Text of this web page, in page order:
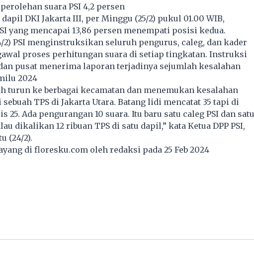
suara PSI 4,2 persen
dapil DKI Jakarta III, per Minggu (25/2) pukul 01.00 WIB,
yang mencapai 13,86 persen menempati posisi kedua.
2) PSI menginstruksikan seluruh pengurus, caleg, dan kader
proses perhitungan suara di setiap tingkatan. Instruksi
pusat menerima laporan terjadinya sejumlah kesalahan
2024
turun ke berbagai kecamatan dan menemukan kesalahan
TPS di Jakarta Utara. Batang lidi mencatat 35 tapi di
Ada pengurangan 10 suara. Itu baru satu caleg PSI dan satu
dikalikan 12 ribuan TPS di satu dapil,” kata Ketua DPP PSI,
(24/2).
di floresku.com oleh redaksi pada 25 Feb 2024